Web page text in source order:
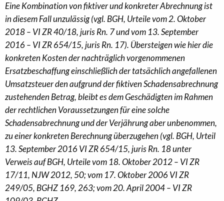
Eine Kombination von fiktiver und konkreter Abrechnung ist
in diesem Fall unzulässig (vgl. BGH, Urteile vom 2. Oktober
2018 – VI ZR 40/18, juris Rn. 7 und vom 13. September
2016 – VI ZR 654/15, juris Rn. 17). Übersteigen wie hier die
konkreten Kosten der nachträglich vorgenommenen
Ersatzbeschaffung einschließlich der tatsächlich angefallenen
Umsatzsteuer den aufgrund der fiktiven Schadensabrechnung
zustehenden Betrag, bleibt es dem Geschädigten im Rahmen
der rechtlichen Voraussetzungen für eine solche
Schadensabrechnung und der Verjährung aber unbenommen,
zu einer konkreten Berechnung überzugehen (vgl. BGH, Urteil
13. September 2016 VI ZR 654/15, juris Rn. 18 unter
Verweis auf BGH, Urteile vom 18. Oktober 2012 – VI ZR
17/11, NJW 2012, 50; vom 17. Oktober 2006 VI ZR
249/05, BGHZ 169, 263; vom 20. April 2004 – VI ZR